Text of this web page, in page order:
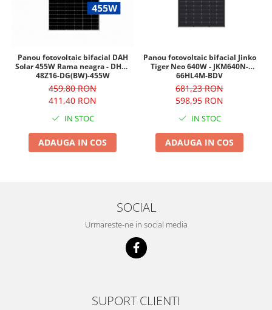
Panou fotovoltaic bifacial DAH
Solar 455W Rama neagra - DHN-
48Z16-DG(BW)-455W
459,80 RON
411,40 RON
IN STOC
ADAUGA IN COS
Panou fotovoltaic bifacial Jinko
Tiger Neo 640W - JKM640N-
66HL4M-BDV
681,23 RON
598,95 RON
IN STOC
ADAUGA IN COS
SOCIAL
Urmareste-ne in social media
SUPORT CLIENTI